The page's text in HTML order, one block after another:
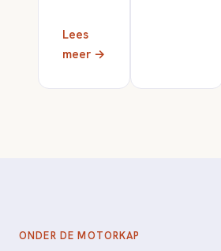
Lees
meer →
ONDER DE MOTORKAP